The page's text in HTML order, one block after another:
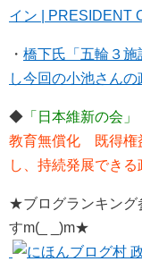
イン | PRESIDENT
・ 橋下氏「五輪３
し今回の小池さん
◆ 「日本維新の会
教育無償化 既得権
し、持続発展でき
★ブログランキング
すm(_ _)m★